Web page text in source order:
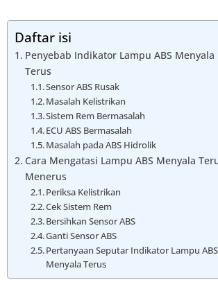
Daftar isi
Penyebab Indikator Lampu ABS Menyala
Terus
Sensor ABS Rusak
Masalah Kelistrikan
Sistem Rem Bermasalah
ECU ABS Bermasalah
Masalah pada ABS Hidrolik
Cara Mengatasi Lampu ABS Menyala
Menerus
Periksa Kelistrikan
Cek Sistem Rem
Bersihkan Sensor ABS
Ganti Sensor ABS
Pertanyaan Seputar Indikator Lampu ABS
Menyala Terus